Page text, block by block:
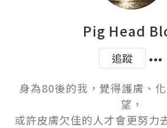
Pig Head
追蹤
身為80後的我，覺得護膚、
望，
或許皮膚欠佳的人才會更努力